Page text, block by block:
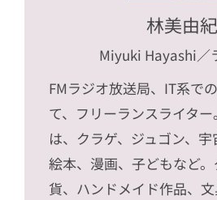
林美由紀
Miyuki Hayashi／
FMラジオ放送局、IT系で
て、フリーランスライタ
は、クラゲ、ジュゴン、宇
絵本、漫画、子どもなど
貨、ハンドメイド作品、